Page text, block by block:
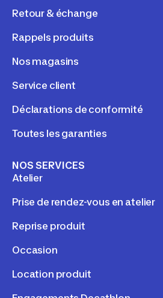
Retour & échange
Rappels produits
Nos magasins
Service client
Déclarations de conformité
Toutes les garanties
NOS SERVICES
Atelier
Prise de rendez-vous en atelier
Reprise produit
Occasion
Location produit